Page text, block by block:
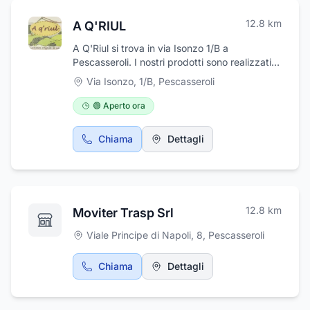
efficiente.
A Q'RIUL 12.8 km
A Q'Riul si trova in via Isonzo 1/B a
Pescasseroli. I nostri prodotti sono realizzati
con pregiato pellame delle migliori concerie
italiane, lavorato con tecniche tradizionali da
maestri artigiani. Le borse, le cinture e tutti gli
accessori A Q’RIUL sono l’espressione di
un’accurata lavorazione artigianale, di
un’eleganza classica che va al di là delle
traduce in articoli pratici e versatili, dal design
Per qualsiasi informazione non esitate a
contattare i seguenti recapiti telefonici: 349-
8088340 o 329-9616501
Via Isonzo, 1/B, Pescasseroli
🟢 Aperto ora
Chiama Dettagli
Moviter Trasp Srl 12.8 km
Viale Principe di Napoli, 8, Pescasseroli
Chiama Dettagli